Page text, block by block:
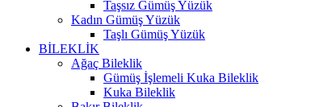
Taşsız Gümüş Yüzük
Kadın Gümüş Yüzük
Taşlı Gümüş Yüzük
BİLEKLİK
Ağaç Bileklik
Gümüş İşlemeli Kuka Bileklik
Kuka Bileklik